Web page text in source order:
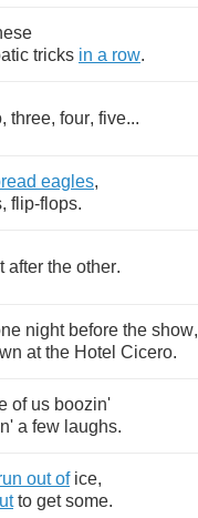
tricks in a row.
, three, four, five...
eagles,
, flip-flops.
after the other.
night before the show,
at the Hotel Cicero.
of us boozin'
a few laughs.
out of ice,
to get some.